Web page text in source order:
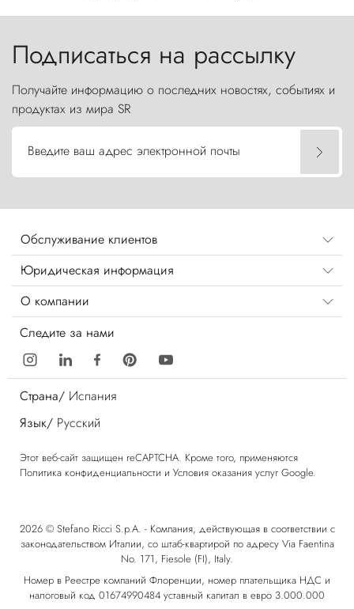
Подписаться на рассылку
Получайте информацию о последних новостях, событиях и
продуктах из мира SR
Введите ваш адрес электронной почты
Обслуживание клиентов
Юридическая информация
О компании
Следите за нами
Страна/ Испания
Язык/ Русский
Этот веб-сайт защищен reCAPTCHA. Кроме того, применяются
Политика конфиденциальности и Условия оказания услуг Google.
2026 © Stefano Ricci S.p.A. - Компания, действующая в соответствии с
законодательством Италии, со штаб-квартирой по адресу Via Faentina
No. 171, Fiesole (FI), Italy.
Номер в Реестре компаний Флоренции, номер плательщика НДС и
налоговый код 01674990484 уставный капитал в евро 3.000.000